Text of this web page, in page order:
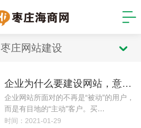
枣庄网站建设
企业为什么要建设网站，意义在哪
企业网站所面对的不再是“被动”的用户，
而是有目地的“主动”客户。买…
时间：2021-01-29